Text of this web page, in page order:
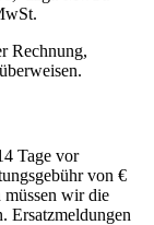
Rechnung,
Tage vor
von €
müssen wir die
Ersatzmeldungen